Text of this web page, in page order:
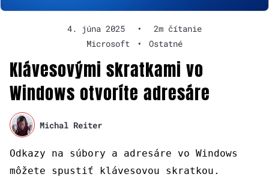
4. júna 2025 •
2m čítanie
Microsoft
• Ostatné
Klávesovými skratkami vo
Windows otvoríte adresáre
Michal Reiter
Odkazy na súbory a adresáre vo Windows
môžete spustiť klávesovou skratkou.